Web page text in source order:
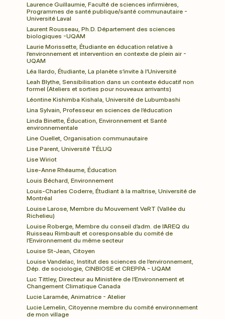
Laurence Guillaumie, Faculté de sciences infirmières,
Programmes de santé publique/santé communautaire -
Université Laval
Laurent Rousseau, Ph.D. Département des sciences
biologiques -UQAM
Laurie Morissette, Étudiante en éducation relative à
l’environnement et intervention en contexte de plein air -
UQAM
Léa Ilardo, Étudiante, La planète s’invite à l’Université
Leah Blythe, Sensibilisation dans un contexte éducatif non
formel (Ateliers et sorties pour nouveaux arrivants)
Léontine Kishimba Kishala, Université de Lubumbashi
Lina Sylvain, Professeur en sciences de l’éducation
Linda Binette, Éducation, Environnement et Santé
environnementale
Line Ouellet, Organisation communautaire
Lise Parent, Université TÉLUQ
Lise Wiriot
Lise-Anne Rhéaume, Éducation
Louis Béchard, Environnement
Louis-Charles Coderre, Étudiant à la maîtrise, Université de
Montréal
Louise Larose, Membre du Mouvement VeRT (Vallée du
Richelieu)
Louise Roberge, Membre du conseil d’adm. de l’AREQ du
Ruisseau Rimbault et coresponsable du comité de
l’Environnement du même secteur
Louise St-Jean, Citoyen
Louise Vandelac, Institut des sciences de l’environnement,
Dép. de sociologie, CINBIOSE et CREPPA - UQAM
Luc Tittley, Directeur au Ministère de l’Environnement et
Changement Climatique Canada
Lucie Laramée, Animatrice - Atelier
Lucie Lemelin, Citoyenne membre du comité environnement
de mon village